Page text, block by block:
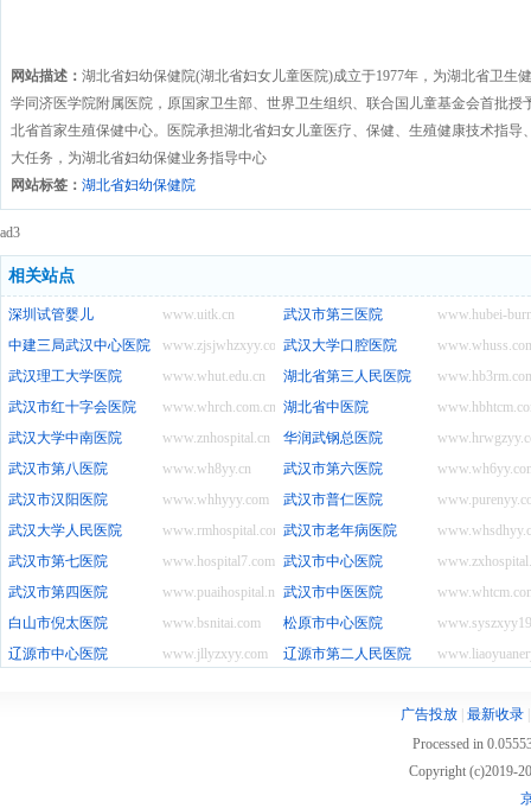
网站描述： 湖北省妇幼保健院(湖北省妇女儿童医院)成立于1977年，为湖北省卫生
学同济医学院附属医院，原国家卫生部、世界卫生组织、联合国儿童基金会首批授
北省首家生殖保健中心。医院承担湖北省妇女儿童医疗、保健、生殖健康技术指
大任务，为湖北省妇幼保健业务指导中心
网站标签： 湖北省妇幼保健院
ad3
相关站点
www.uitk.cn
深圳试管婴儿 www.hubei-
武汉市第三医院
www.zjsjwhzxyy.com
中建三局武汉中心医院
武汉大学口腔医院
www.whut.edu.cn
武汉理工大学医院
湖北省第三人民医院
www.whrch.com.cn
武汉市红十字会医院
湖北省中医院
www.znhospital.cn
武汉大学中南医院
华润武钢总医院
www.wh8yy.cn
武汉市第八医院
武汉市第六医院
www.whhyyy.com
武汉市汉阳医院
武汉市普仁医院
www.rmhospital.com
武汉大学人民医院
武汉市老年病医院
www.hospital7.com
武汉市第七医院
武汉市中心医院
www.puaihospital.net
武汉市第四医院
武汉市中医医院
www.bsnitai.com
白山市倪太医院
松原市中心医院
www.jllyzxyy.com
辽源市中心医院 辽源市第二人民医院
广告投放 最新收录
Processed in
Copyright (c)2019-